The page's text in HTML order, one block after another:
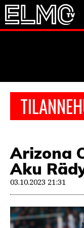
Arizona
Aku
03.10.2023 21:31
PESÄPALLO
VIDEOT
JALKAPALLO
EM2021
JÄÄKIEKKO
PESÄPALLO
F1